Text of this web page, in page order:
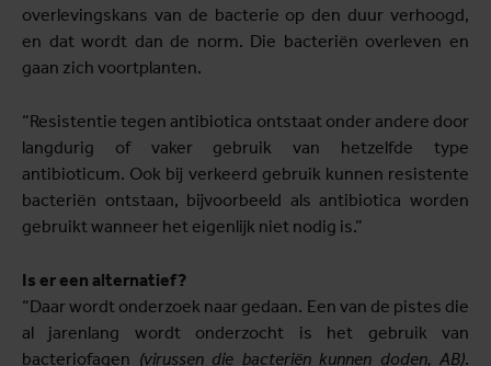
overlevingskans van de bacterie op den duur verhoogd,
en dat wordt dan de norm. Die bacteriën overleven en
gaan zich voortplanten.
“Resistentie tegen antibiotica ontstaat onder andere door
langdurig of vaker gebruik van hetzelfde type
antibioticum. Ook bij verkeerd gebruik kunnen resistente
bacteriën ontstaan, bijvoorbeeld als antibiotica worden
gebruikt wanneer het eigenlijk niet nodig is.”
Is er een alternatief?
“Daar wordt onderzoek naar gedaan. Een van de pistes die
al jarenlang wordt onderzocht is het gebruik van
bacteriofagen (virussen die bacteriën kunnen doden, AB).